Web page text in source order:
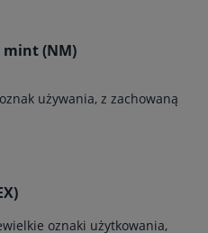
(NM)
używania, z zachowaną
oznaki użytkowania,